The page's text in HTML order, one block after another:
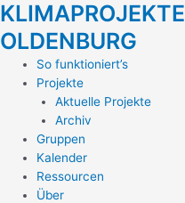
Zum
springen
KLIMAPROJEKTE
OLDENBURG
Main
Menu
So funktioniert’s
Projekte
Aktuelle Projekte
Archiv
Gruppen
Kalender
Ressourcen
Über